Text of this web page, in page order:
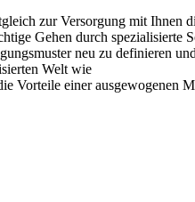
zur Versorgung mit Ihnen
Gehen durch spezialisierte
neu zu definieren
Welt wie
Vorteile einer ausgewogenen